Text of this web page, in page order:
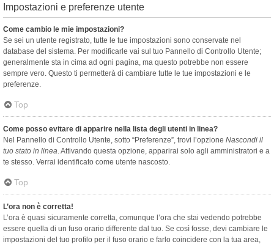
Impostazioni e preferenze utente
Come cambio le mie impostazioni?
Se sei un utente registrato, tutte le tue impostazioni sono conservate nel
database del sistema. Per modificarle vai sul tuo Pannello di Controllo Utente;
generalmente sta in cima ad ogni pagina, ma questo potrebbe non essere
sempre vero. Questo ti permetterà di cambiare tutte le tue impostazioni e le
preferenze.
Top
Come posso evitare di apparire nella lista degli utenti in linea?
Nel Pannello di Controllo Utente, sotto “Preferenze”, trovi l’opzione Nascondi il
tuo stato in linea. Attivando questa opzione, apparirai solo agli amministratori e a
te stesso. Verrai identificato come utente nascosto.
Top
L’ora non è corretta!
L’ora è quasi sicuramente corretta, comunque l’ora che stai vedendo potrebbe
essere quella di un fuso orario differente dal tuo. Se così fosse, devi cambiare le
impostazioni del tuo profilo per il fuso orario e farlo coincidere con la tua area,